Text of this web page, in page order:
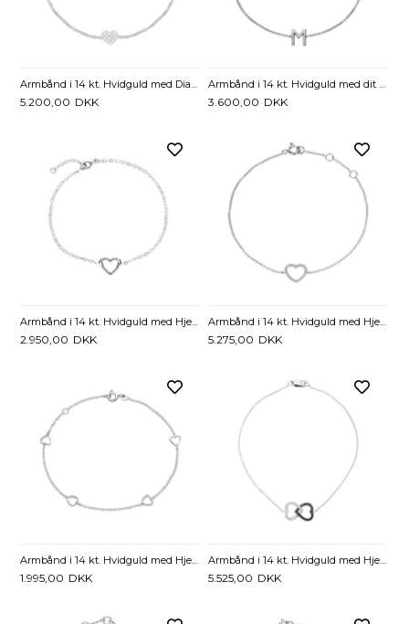
Armbånd i 14 kt. Hvidguld med Diamanthjerte 0,01 ct. - 17 til 19 cm
5.200,00 DKK
Armbånd i 14 kt. Hvidguld med dit peronlige Bogstav - 17 til 19 cm
3.600,00 DKK
Armbånd i 14 kt. Hvidguld med Hjerte - 17 til 19 cm
2.950,00 DKK
Armbånd i 14 kt. Hvidguld med Hjerte & Diamanter 0,11 ct. - 17,5 cm
5.275,00 DKK
1.995,00 DKK 5.525,00 DKK